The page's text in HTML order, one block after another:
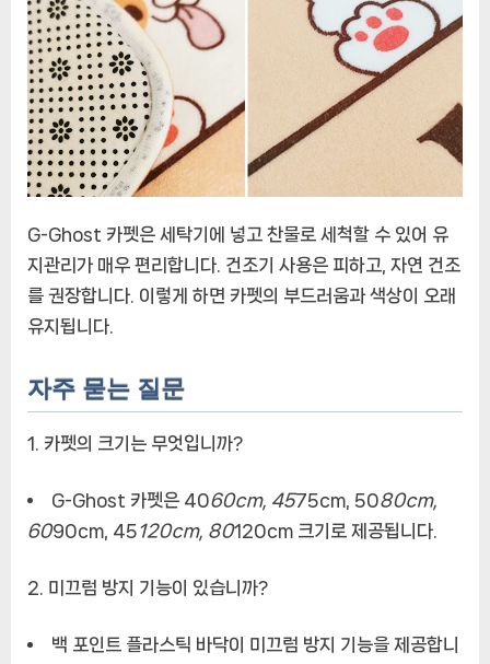
G-Ghost 카펫은 세탁기에 넣고 찬물로 세척할 수 있어 유
지관리가 매우 편리합니다. 건조기 사용은 피하고, 자연 건조
를 권장합니다. 이렇게 하면 카펫의 부드러움과 색상이 오래
유지됩니다.
자주 묻는 질문
1. 카펫의 크기는 무엇입니까?
G-Ghost 카펫은 4060cm, 4575cm, 5080cm,
6090cm, 45120cm, 80120cm 크기로 제공됩니다.
2. 미끄럼 방지 기능이 있습니까?
백 포인트 플라스틱 바닥이 미끄럼 방지 기능을 제공합니